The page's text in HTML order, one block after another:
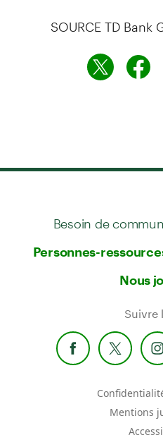
SOURCE TD Bank
Besoin de
Personnes-
Nous
Suivre
Mentions